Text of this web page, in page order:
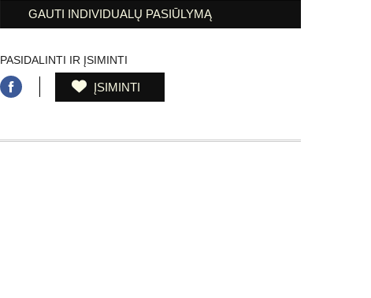
GAUTI INDIVIDUALŲ PASIŪLYMĄ
PASIDALINTI IR ĮSIMINTI
ĮSIMINTI